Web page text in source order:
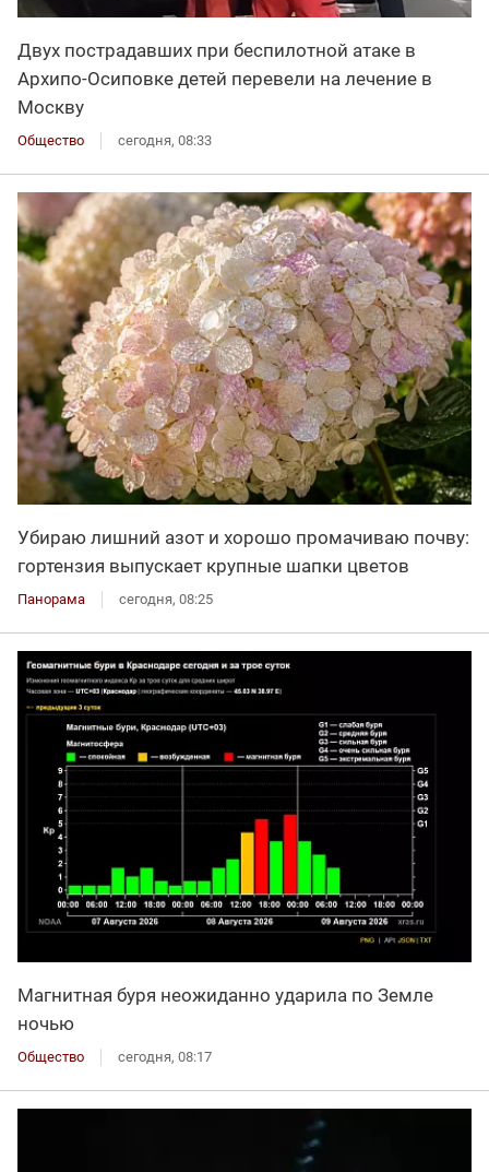
Двух пострадавших при беспилотной атаке в
Архипо-Осиповке детей перевели на лечение в
Москву
Общество сегодня, 08:33
Убираю лишний азот и хорошо промачиваю почву:
гортензия выпускает крупные шапки цветов
Панорама сегодня, 08:25
Магнитная буря неожиданно ударила по Земле
ночью
Общество сегодня, 08:17